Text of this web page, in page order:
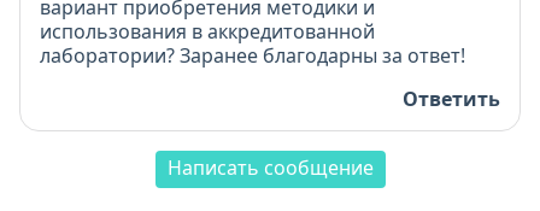
вариант приобретения методики и
использования в аккредитованной
лаборатории? Заранее благодарны за ответ!
Ответить
Написать сообщение